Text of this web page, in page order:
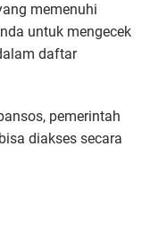
memenuhi
untuk mengecek
daftar
pemerintah
diakses secara